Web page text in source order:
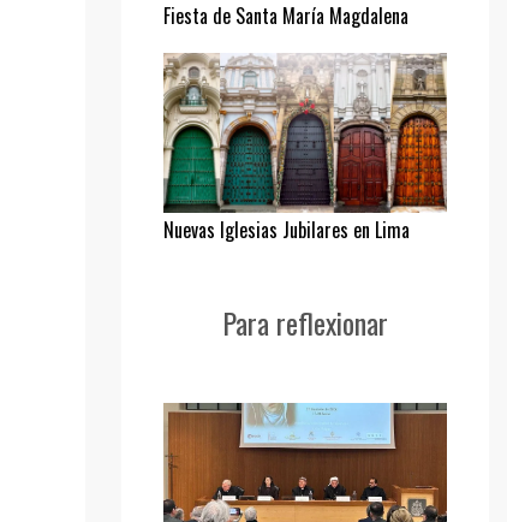
Fiesta de Santa María Magdalena
Nuevas Iglesias Jubilares en Lima
Para reflexionar